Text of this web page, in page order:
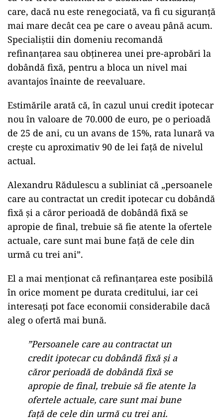
care, dacă nu este renegociată, va fi cu siguranță
mai mare decât cea pe care o aveau până acum.
Specialiștii din domeniu recomandă
refinanțarea sau obținerea unei pre-aprobări la
dobândă fixă, pentru a bloca un nivel mai
avantajos înainte de reevaluare.
Estimările arată că, în cazul unui credit ipotecar
nou în valoare de 70.000 de euro, pe o perioadă
de 25 de ani, cu un avans de 15%, rata lunară va
crește cu aproximativ 90 de lei față de nivelul
actual.
Alexandru Rădulescu a subliniat că „persoanele
care au contractat un credit ipotecar cu dobândă
fixă și a căror perioadă de dobândă fixă se
apropie de final, trebuie să fie atente la ofertele
actuale, care sunt mai bune față de cele din
urmă cu trei ani”.
El a mai menționat că refinanțarea este posibilă
în orice moment pe durata creditului, iar cei
interesați pot face economii considerabile dacă
aleg o ofertă mai bună.
”Persoanele care au contractat un
credit ipotecar cu dobândă fixă și a
căror perioadă de dobândă fixă se
apropie de final, trebuie să fie atente la
ofertele actuale, care sunt mai bune
față de cele din urmă cu trei ani.